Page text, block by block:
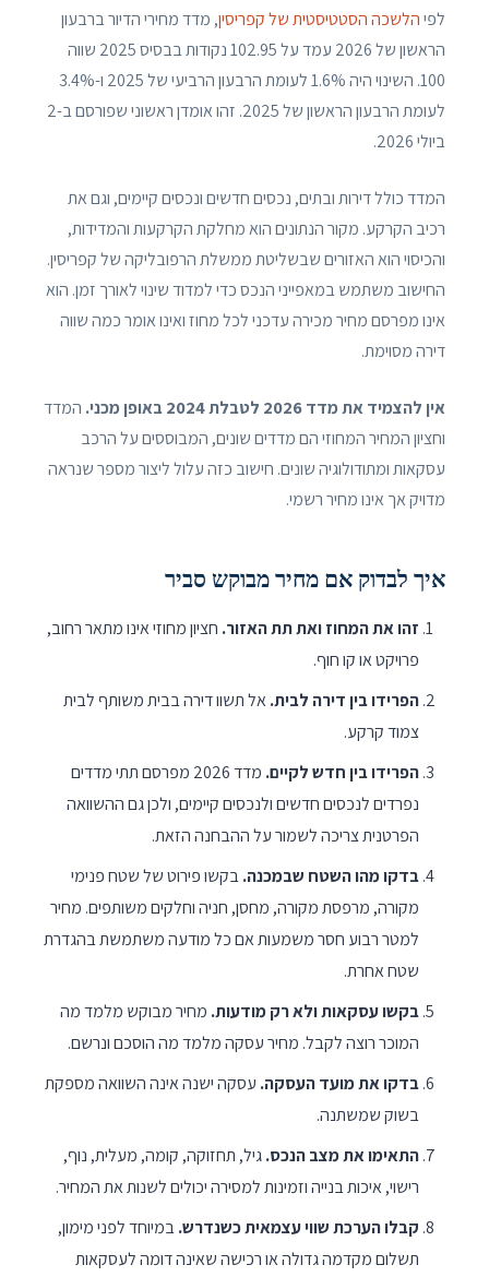
לפיהלשכה הסטטיסטית של קפריסין, מדד מחירי הדיור ברבעון
הראשון של 2026 עמד על 102.95 נקודות בבסיס 2025 שווה
100. השינוי היה 1.6% לעומת הרבעון הרביעי של 2025 ו-3.4%
לעומת הרבעון הראשון של 2025. זהו אומדן ראשוני שפורסם ב-2
ביולי 2026.
המדד כולל דירות ובתים, נכסים חדשים ונכסים קיימים, וגם את
רכיב הקרקע. מקור הנתונים הוא מחלקת הקרקעות והמדידות,
והכיסוי הוא האזורים שבשליטת ממשלת הרפובליקה של קפריסין.
החישוב משתמש במאפייני הנכס כדי למדוד שינוי לאורך זמן. הוא
אינו מפרסם מחיר מכירה עדכני לכל מחוז ואינו אומר כמה שווה
דירה מסוימת.
אין להצמיד את מדד 2026 לטבלת 2024 באופן מכני.
המדד
וחציון המחיר המחוזי הם מדדים שונים, המבוססים על הרכב
עסקאות ומתודולוגיה שונים. חישוב כזה עלול ליצור מספר שנראה
מדויק אך אינו מחיר רשמי.
איך לבדוק אם מחיר מבוקש סביר
זהו את המחוז ואת תת האזור. חציון מחוזי אינו מתאר רחוב,
פרויקט או קו חוף.
הפרידו בין דירה לבית.אל תשוו דירה בבית משותף לבית
צמוד קרקע.
הפרידו בין חדש לקיים.
מדד 2026 מפרסם תתי מדדים
נפרדים לנכסים חדשים ולנכסים קיימים, ולכן גם ההשוואה
הפרטנית צריכה לשמור על ההבחנה הזאת.
בדקו מהו השטח שבמכנה.בקשו פירוט של שטח פנימי
מקורה, מרפסת מקורה, מחסן, חניה וחלקים משותפים. מחיר
למטר רבוע חסר משמעות אם כל מודעה משתמשת בהגדרת
שטח אחרת.
בקשו עסקאות ולא רק מודעות. מחיר מבוקש מלמד מה
המוכר רוצה לקבל. מחיר עסקה מלמד מה הוסכם ונרשם.
בדקו את מועד העסקה. עסקה ישנה אינה השוואה מספקת
בשוק שמשתנה.
התאימו את מצב הנכס.גיל, תחזוקה, קומה, מעלית, נוף,
רישוי, איכות בנייה וזמינות למסירה יכולים לשנות את המחיר.
קבלו הערכת שווי עצמאית כשנדרש.במיוחד לפני מימון,
תשלום מקדמה גדולה או רכישה שאינה דומה לעסקאות